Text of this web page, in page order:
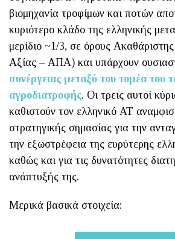
βιομηχανία τροφίμων και ποτών
κυριότερο κλάδο της ελληνικής
μερίδιο ~1/3, σε όρους
Αξίας – ΑΠΑ) και υπάρχουν
συνέργειας μεταξύ του τομέα του
αγροδιατροφής. Οι τρεις αυτοί
καθιστούν τον ελληνικό ΑΤ
στρατηγικής σημασίας για την
την εξωστρέφεια της ευρύτερης
καθώς και για τις δυνατότητες
ανάπτυξής της.
Μερικά βασικά στοιχεία: